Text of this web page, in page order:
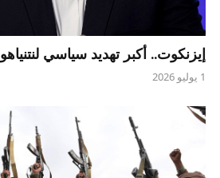
إيزنكوت.. أكبر تهديد سياسي لنتنياهو
1 يوليو 2026